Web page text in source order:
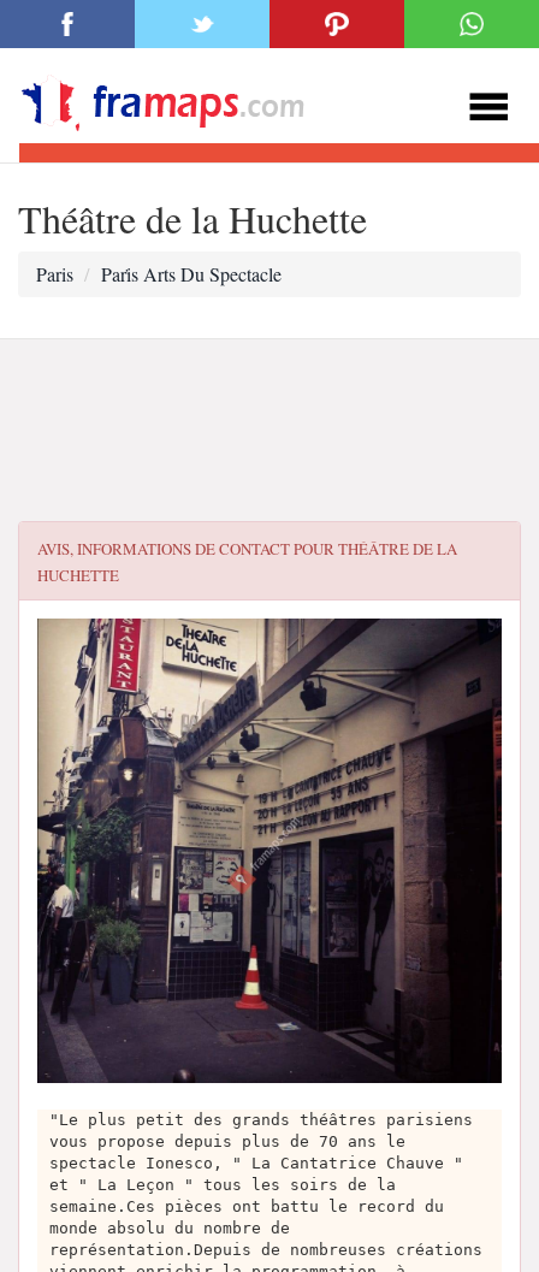
Théâtre de la Huchette
Paris Pari̇s Arts Du Spectacle
AVIS, INFORMATIONS DE CONTACT POURTHÉÂTRE DE LA
HUCHETTE
"Le plus petit des grands théâtres parisiens
vous propose depuis plus de 70 ans le
spectacle Ionesco, " La Cantatrice Chauve "
et " La Leçon " tous les soirs de la
semaine.Ces pièces ont battu le record du
monde absolu du nombre de
représentation.Depuis de nombreuses créations